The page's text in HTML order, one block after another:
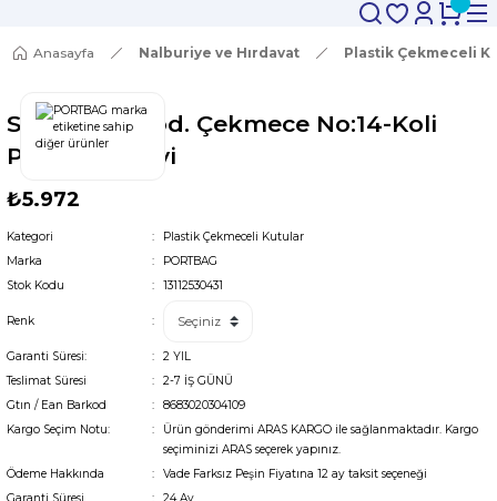
Anasayfa Nalburiye ve Hırdavat Plastik Çekmeceli
Star Çelik Mod. Çekmece No:14-Koli
P.Ç.014-1-Mavi
₺5.972
Kategori
Plastik Çekmeceli Kutular
Marka
PORTBAG
Stok Kodu
13112530431
Renk
Garanti Süresi:
2 YIL
Teslimat Süresi
2-7 İŞ GÜNÜ
Gtın / Ean Barkod
8683020304109
Kargo Seçim Notu:
Ürün gönderimi ARAS KARGO ile sağlanmaktadır. Kargo
seçiminizi ARAS seçerek yapınız.
Ödeme Hakkında
Vade Farksız Peşin Fiyatına 12 ay taksit seçeneği